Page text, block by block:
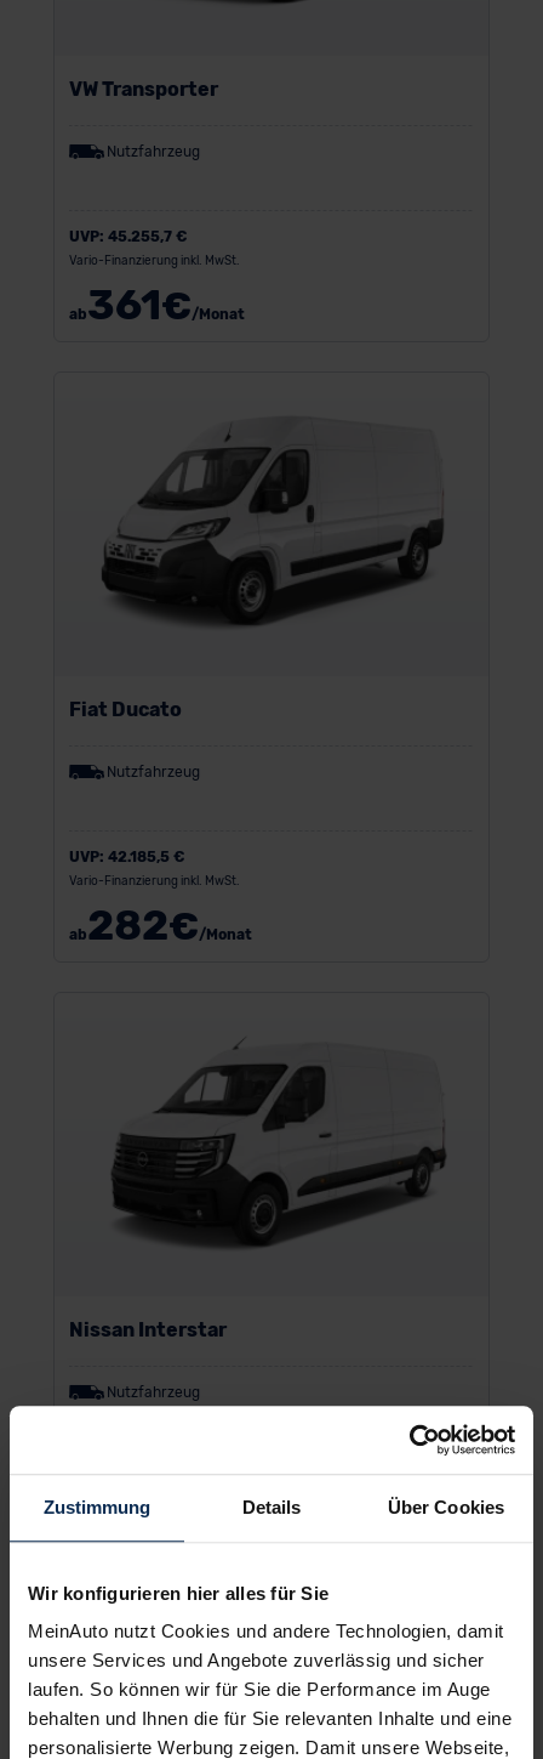
Zustimmung Details Über Cookies
Wir konfigurieren hier alles für Sie
MeinAuto nutzt Cookies und andere Technologien, damit
unsere Services und Angebote zuverlässig und sicher
laufen. So können wir für Sie die Performance im Auge
behalten und Ihnen die für Sie relevanten Inhalte und eine
personalisierte Werbung zeigen. Damit unsere Webseite,
VW Transporter
Nutzfahrzeug
UVP: 45.255,7 €
Vario-Finanzierung inkl. MwSt.
ab361€/Monat
Fiat Ducato
Nutzfahrzeug
UVP: 42.185,5 €
Vario-Finanzierung inkl. MwSt.
ab282€/Monat
Nissan Interstar
Nutzfahrzeug
UVP:40.995,5 €
Vario-Finanzierung inkl. MwSt.
370€